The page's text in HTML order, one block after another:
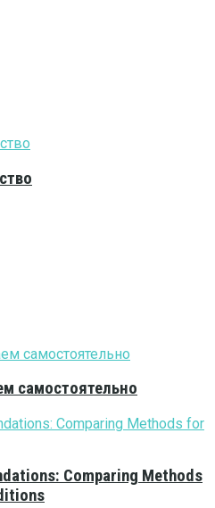
самостоятельно
Comparing Methods